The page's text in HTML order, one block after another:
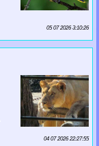
05 07 2026 3:10:26
04 07 2026 22:27:55